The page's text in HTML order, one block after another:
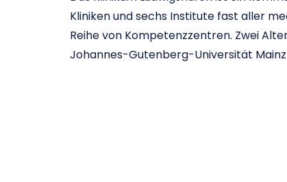
Kliniken und sechs Institute fast aller
Reihe von Kompetenzzentren. Zwei
Johannes-Gutenberg-Universität